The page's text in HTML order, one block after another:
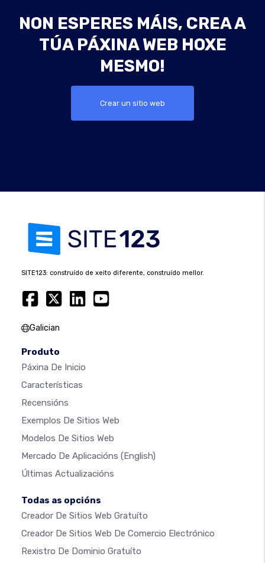
NON ESPERES MÁIS, CREA A
TÚA PÁXINA WEB HOXE
MESMO!
Crear un sitio web
SITE123: construído de xeito diferente, construído mellor.
Galician
Produto
Páxina De Inicio
Características
Recensións
Exemplos De Sitios Web
Modelos De Sitios Web
Mercado De Aplicacións (English)
Últimas Actualizacións
Todas as opcións
Creador De Sitios Web Gratuíto
Creador De Sitios Web De Comercio Electrónico
Rexistro De Dominio Gratuíto